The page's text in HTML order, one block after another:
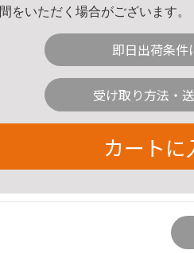
をいただく場合がございます。
即日出荷条件
受け取り方法・
カートに